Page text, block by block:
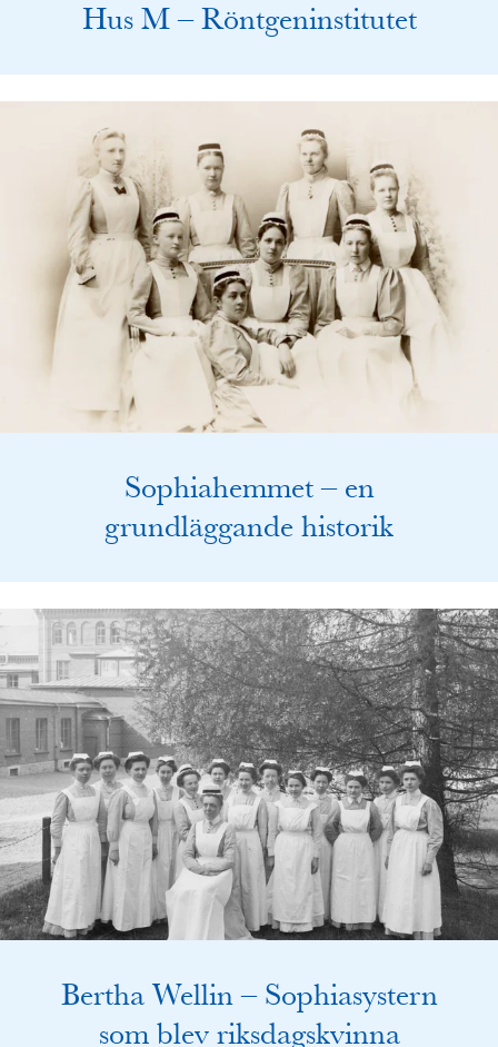
Hus M – Röntgeninstitutet
Sophiahemmet – en
grundläggande historik
Bertha Wellin – Sophiasystern
som blev riksdagskvinna